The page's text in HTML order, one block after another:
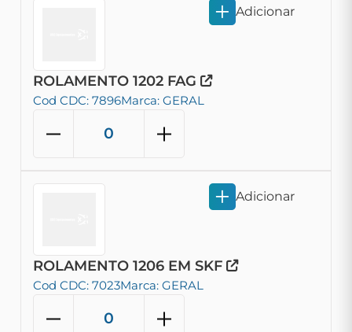
ROLAMENTO 1202 FAG
Cod CDC: 7896Marca: GERAL
Adicionar
ROLAMENTO 1206 EM SKF
Cod CDC: 7023Marca: GERAL
Adicionar